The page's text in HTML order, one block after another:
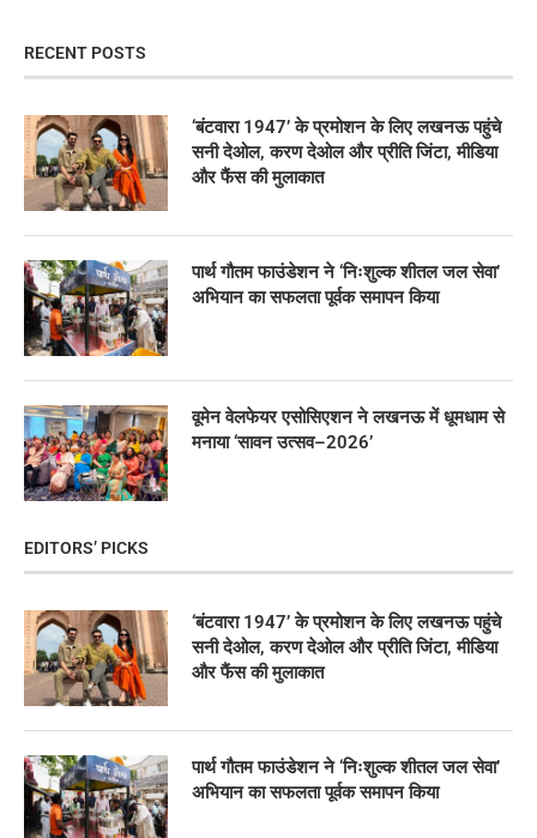
RECENT POSTS
‘बंटवारा 1947’ के प्रमोशन के लिए लखनऊ पहुंचे
सनी देओल, करण देओल और प्रीति जिंटा, मीडिया
और फैंस की मुलाकात
पार्थ गौतम फाउंडेशन ने ‘निःशुल्क शीतल जल सेवा’
अभियान का सफलता पूर्वक समापन किया
वूमेन वेलफेयर एसोसिएशन ने लखनऊ में धूमधाम से
मनाया ‘सावन उत्सव–2026’
EDITORS’ PICKS
‘बंटवारा 1947’ के प्रमोशन के लिए लखनऊ पहुंचे
सनी देओल, करण देओल और प्रीति जिंटा, मीडिया
और फैंस की मुलाकात
पार्थ गौतम फाउंडेशन ने ‘निःशुल्क शीतल जल सेवा’
अभियान का सफलता पूर्वक समापन किया